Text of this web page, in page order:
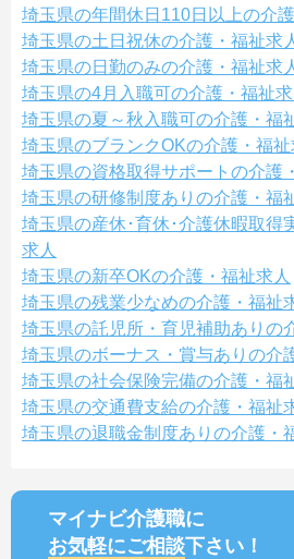
埼玉県の年間休日110日以上の介
埼玉県の土日祝休の介護・福祉求
埼玉県の日勤のみの介護・福祉求
埼玉県の4月入職可の介護・福祉求
埼玉県の夏～秋入職可の介護・福
埼玉県のブランクOKの介護・福祉
埼玉県の資格取得サポートの介護
埼玉県の研修制度ありの介護・福
埼玉県の産休･育休･介護休暇取得
求人
埼玉県の新卒OKの介護・福祉求人
埼玉県の残業少なめの介護・福祉
埼玉県の託児所・育児補助ありの
埼玉県のボーナス・賞与ありの介
埼玉県の社会保険完備の介護・福
埼玉県の交通費支給の介護・福祉
埼玉県の退職金制度ありの介護・
マイナビ介護職に
お気軽にご相談下さい！